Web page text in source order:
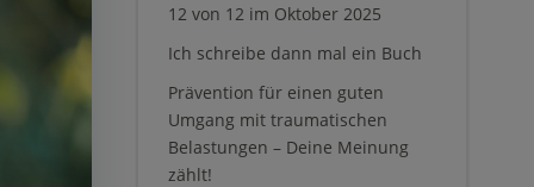
12 von 12 im Oktober 2025
Ich schreibe dann mal ein Buch
Prävention für einen guten
Umgang mit traumatischen
Belastungen – Deine Meinung
zählt!